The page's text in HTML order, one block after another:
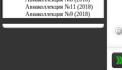
Авиаколлекция №11 (2018)
Авиаколлекция №9 (2018)